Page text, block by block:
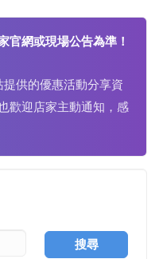
官網或現場公告為準！
供的優惠活動分享資
歡迎店家主動通知，感
搜尋